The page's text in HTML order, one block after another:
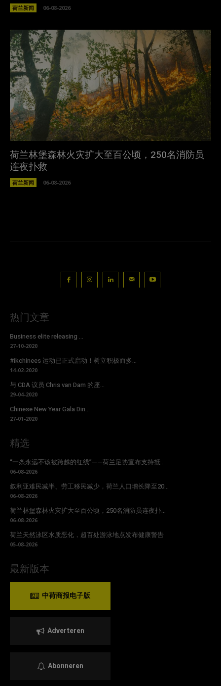
荷兰新闻 06-08-2026
荷兰林堡森林火灾扩大至百公顷，250名消防员
连夜扑救
荷兰新闻 06-08-2026
热门文章
Business elite releasing ...
27-10-2020
#ikchinees 运动已正式启动！树立积极而多...
14-02-2020
与 CDA 议员 Chris van Dam 的座...
29-04-2020
Chinese New Year Gala Din...
27-01-2020
精选
“一条永远不该被跨越的红线”——荷兰足协宣布支持抵...
06-08-2026
叙利亚难民减半、劳工移民减少，荷兰人口增长降至20...
06-08-2026
荷兰林堡森林火灾扩大至百公顷，250名消防员连夜扑...
06-08-2026
荷兰天然泳区水质恶化，超百处游泳地点发布健康警告
05-08-2026
最新版本
中荷商报电子版
Adverteren
Abonneren